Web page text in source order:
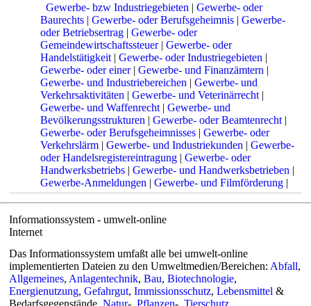
Gewerbe- bzw Industriegebieten |Gewerbe- oder
Baurechts |Gewerbe- oder Berufsgeheimnis |Gewerbe-
oder Betriebsertrag |Gewerbe- oder
Gemeindewirtschaftssteuer|Gewerbe- oder
Handelstätigkeit |Gewerbe- oder Industriegebieten |
Gewerbe- oder einer|Gewerbe- und Finanzämtern |
Gewerbe- und Industriebereichen |Gewerbe- und
Verkehrsaktivitäten |Gewerbe- und Veterinärrecht |
Gewerbe- und Waffenrecht |Gewerbe- und
Bevölkerungsstrukturen |Gewerbe- oder Beamtenrecht |
Gewerbe- oder Berufsgeheimnisses |Gewerbe- oder
Verkehrslärm |Gewerbe- und Industriekunden |Gewerbe-
oder Handelsregistereintragung |Gewerbe- oder
Handwerksbetriebs |Gewerbe- und Handwerksbetrieben |
Gewerbe-Anmeldungen |Gewerbe- und Filmförderung |
Informationssystem - umwelt-online
Internet
Das Informationssystem umfaßt alle bei umwelt-online
implementierten Dateien zu den Umweltmedien/Bereichen: Abfall,
Allgemeines, Anlagentechnik,Bau,Biotechnologie,
Energienutzung,Gefahrgut,Immissionsschutz,Lebensmittel &
Bedarfsgegenstände,Natur-,Pflanzen-,Tierschutz